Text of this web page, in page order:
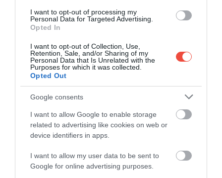
I want to opt-out of processing my
Personal Data for Targeted Advertising.
Opted In
I want to opt-out of Collection, Use,
Retention, Sale, and/or Sharing of my
Personal Data that Is Unrelated with the
Purposes for which it was collected.
Opted Out
Google consents
I want to allow Google to enable storage
related to advertising like cookies on web or
device identifiers in apps.
I want to allow my user data to be sent to
Google for online advertising purposes.
Fotó:Shutterstock
Persze Kotorban a strandolásról sem kell
lemondanunk: a város mentén számos tengerpart
várja a pihenni vágyó turistákat. Kotorhoz
legközelebb az apró kavicsos parttal rendelkező